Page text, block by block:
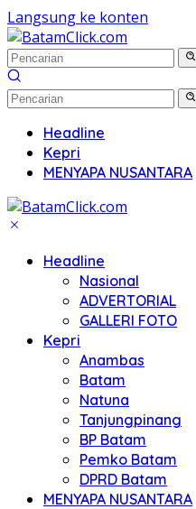
Langsung ke konten
Headline
Kepri
MENYAPA NUSANTARA
Headline
Nasional
ADVERTORIAL
GALLERI FOTO
Kepri
Anambas
Batam
Natuna
Tanjungpinang
BP Batam
Pemko Batam
DPRD Batam
MENYAPA NUSANTARA